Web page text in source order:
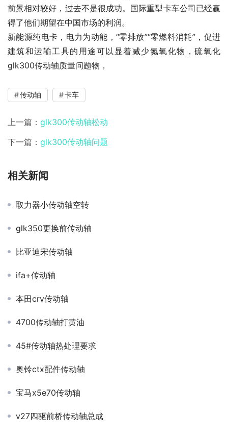
前景相对较好，过去不是很成功。国际重型卡车公司已经赢
得了他们期望在中国市场的利润。
新能源纯电卡，电力为动能，“零排放”“零燃料消耗”，促进
建筑和运输工具的用途可以显着减少氮氧化物，硫氧化
glk300传动轴质量问题物，
传动轴 卡车
上一篇： glk300传动轴松动
下一篇： glk300传动轴问题
相关新闻
取力器小传动轴空转
glk350更换前传动轴
比亚迪宋传动轴
ifa+传动轴
本田crv传动轴
4700传动轴打黄油
45#传动轴热处理要求
奥铃ctx配件传动轴
宝马x5e70传动轴
v27四驱前桥传动轴总成